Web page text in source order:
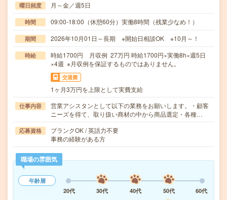
曜日頻度 月～金／週5日
時間 09:00-18:00（休憩60分）実働8時間（残業少なめ！）
期間 2026年10月01日～長期 ※開始日相談OK ※10月～！
時給
時給1700円 月収例 27万円 時給1700円×実働8h×週5日
×4週 ※月収例を保証するものではありません。
交通費
1ヶ月3万円を上限として実費支給
仕事内容
営業アシスタンとして以下の業務をお願いします。・顧客
ニーズを得て、取り扱い商材の中から商品選定・各種…
応募資格
ブランクOK / 英語力不要
事務の経験がある方
職場の雰囲気
年齢層
20代
30代 40代 50代
60代